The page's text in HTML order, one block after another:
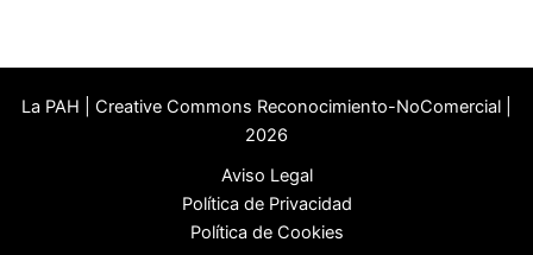
La PAH | Creative Commons Reconocimiento-NoComercial |
2026
Aviso Legal
Política de Privacidad
Política de Cookies